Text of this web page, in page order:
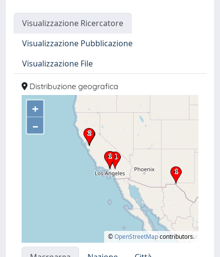
Visualizzazione Ricercatore
Visualizzazione Pubblicazione
Visualizzazione File
Distribuzione geografica
+
–
©OpenStreetMapcontributors.